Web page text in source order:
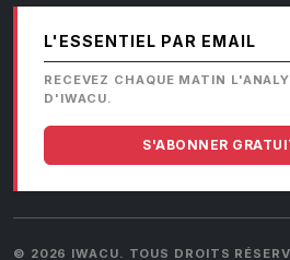
L'ESSENTIEL PAR EMAIL
RECEVEZ CHAQUE MATIN
D'IWACU.
S'ABONNER
© 2026 IWACU. TOUS DROITS